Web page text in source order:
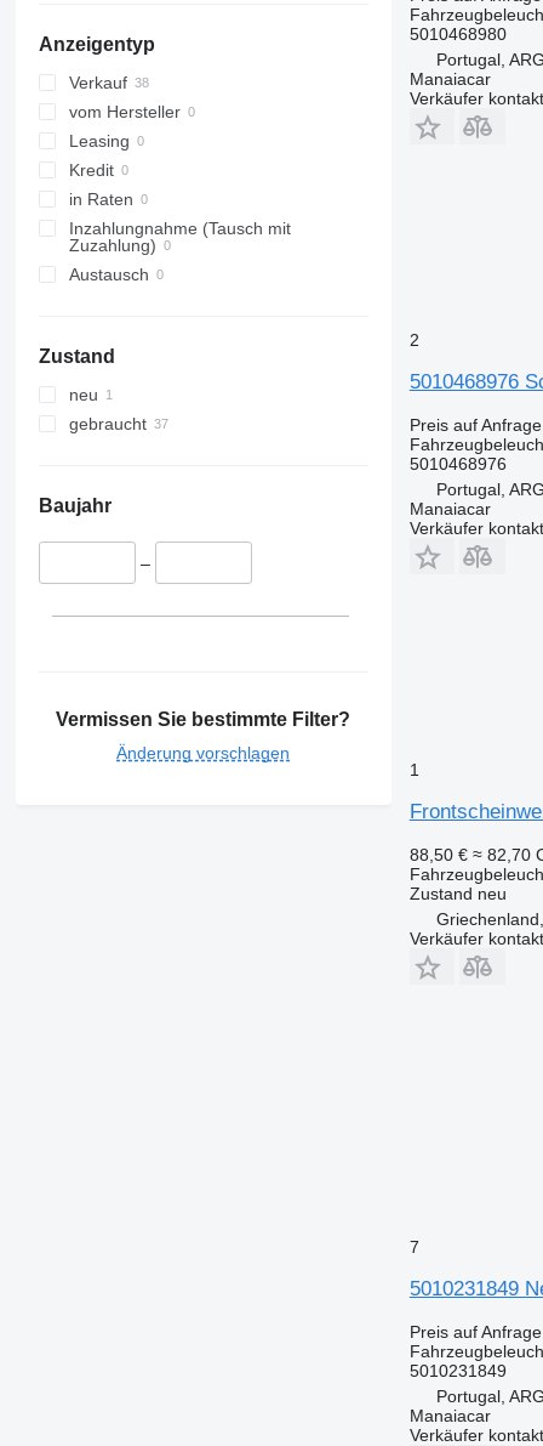
Anzeigentyp
Verkauf
vom Hersteller
Leasing
Kredit
in Raten
Inzahlungnahme (Tausch mit
Zuzahlung)
Austausch
Zustand
neu
gebraucht
Baujahr
–
Vermissen Sie bestimmte Filter?
Änderung vorschlagen
5010468980
Portugal,
Manaiacar
Verkäufer
2
5010468976
Preis auf Anfrage
5010468976
Portugal,
Manaiacar
Verkäufer
1
88,50 € ≈ 82,70
Zustand neu
Verkäufer
7
5010231849
Preis auf Anfrage
5010231849
Portugal,
Manaiacar
Verkäufer